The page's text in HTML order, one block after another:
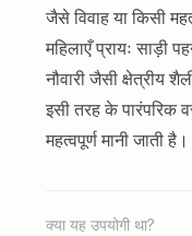
जैसे विवाह या किसी
महिलाएँ प्रायः साड़ी
नौवारी जैसी क्षेत्रीय
इसी तरह के पारंपरिक
महत्वपूर्ण मानी जाती है।
क्या यह उपयोगी था?